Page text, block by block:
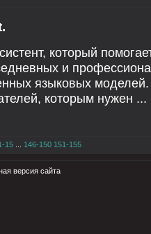
который
и
языковых
которым нужен ...
15 146-150 151-155
версия сайта